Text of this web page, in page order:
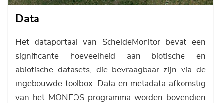
Data
Het dataportaal van ScheldeMonitor bevat een
significante hoeveelheid aan biotische en
abiotische datasets, die bevraagbaar zijn via de
ingebouwde toolbox. Data en metadata afkomstig
van het MONEOS programma worden bovendien